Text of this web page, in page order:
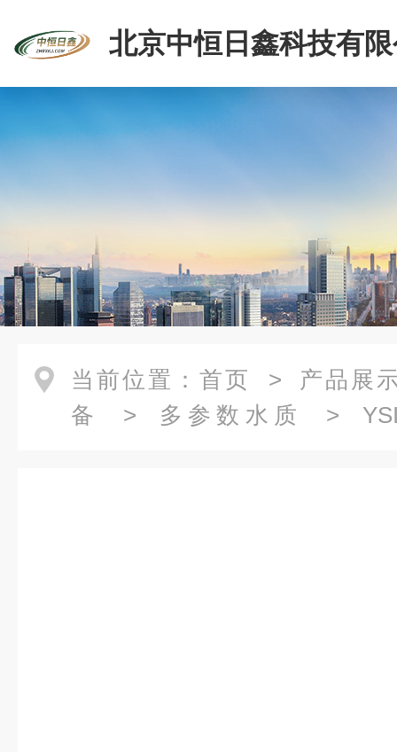
北京中恒日鑫科技有
当前位置： 首页 > 产品展
备
> 多参数水质 >